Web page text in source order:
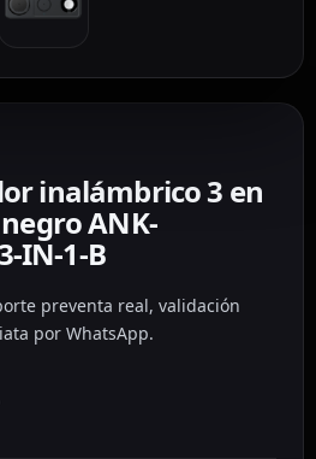
inalámbrico 3 en
ANK-
IN-1-B
preventa real, validación
por WhatsApp.